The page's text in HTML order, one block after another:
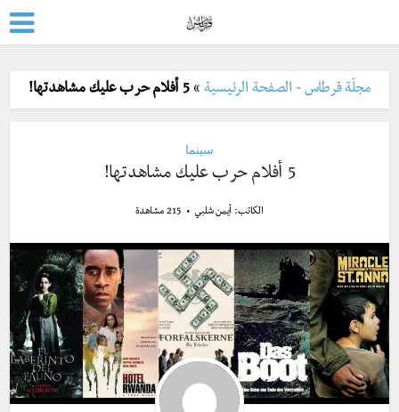
مجلّة قرطاس - الصفحة الرئيسية »5 أفلام حرب عليك مشاهدتها!
سينما
5 أفلام حرب عليك مشاهدتها!
الكاتب: أيمن شلبي 215 مشاهدة